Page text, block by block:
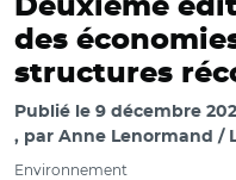
Deuxième
des
structures
Publié le 9 décembre
par Anne Lenormand /
Environnement